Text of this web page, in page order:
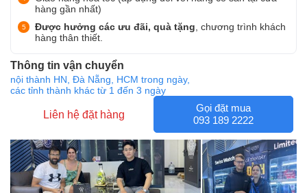
hàng gần nhất)
Được hưởng các ưu đãi, quà tặng , chương trình khách
hàng thân thiết.
Thông tin vận chuyển
nội thành HN, Đà Nẵng, HCM trong ngày,
các tỉnh thành khác từ 1 đến 3 ngày
Liên hệ đặt hàng
Gọi đặt mua
093 189 2222